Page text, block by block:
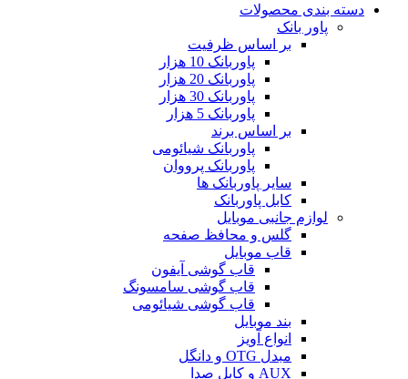
دسته بندی محصولات
پاور بانک
بر اساس ظرفیت
پاوربانک 10 هزار
پاوربانک 20 هزار
پاوربانک 30 هزار
پاوربانک 5 هزار
بر اساس برند
پاوربانک شیائومی
پاوربانک پرووان
سایر پاوربانک ها
کابل پاوربانک
لوازم جانبی موبایل
گلس و محافظ صفحه
قاب موبایل
قاب گوشی آیفون
قاب گوشی سامسونگ
قاب گوشی شیائومی
بند موبایل
انواع آویز
مبدل OTG و دانگل
AUX و کابل صدا